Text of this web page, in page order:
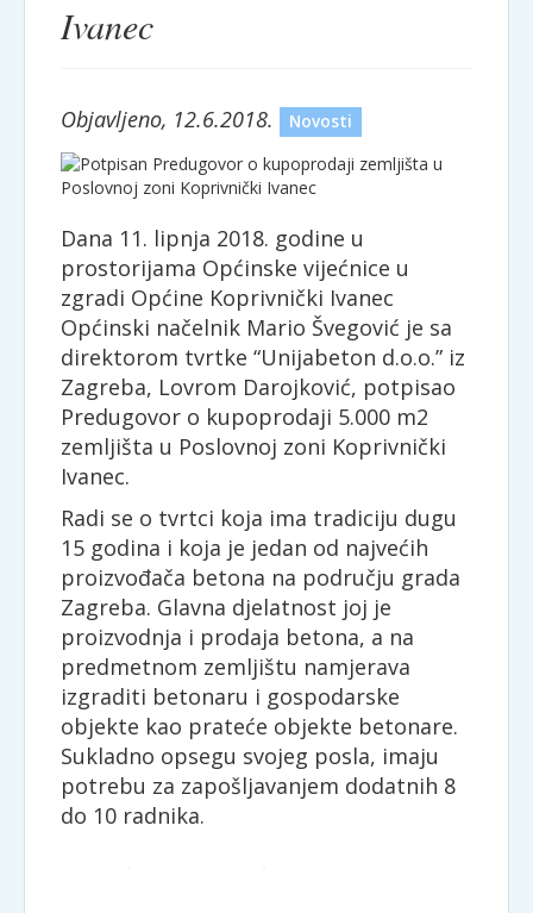
Ivanec
Objavljeno, 12.6.2018. Novosti
Dana 11. lipnja 2018. godine u
prostorijama Općinske vijećnice u
zgradi Općine Koprivnički Ivanec
Općinski načelnik Mario Švegović je sa
direktorom tvrtke “Unijabeton d.o.o.” iz
Zagreba, Lovrom Darojković, potpisao
Predugovor o kupoprodaji 5.000 m2
zemljišta u Poslovnoj zoni Koprivnički
Ivanec.
Radi se o tvrtci koja ima tradiciju dugu
15 godina i koja je jedan od najvećih
proizvođača betona na području grada
Zagreba. Glavna djelatnost joj je
proizvodnja i prodaja betona, a na
predmetnom zemljištu namjerava
izgraditi betonaru i gospodarske
objekte kao prateće objekte betonare.
Sukladno opsegu svojeg posla, imaju
potrebu za zapošljavanjem dodatnih 8
do 10 radnika.